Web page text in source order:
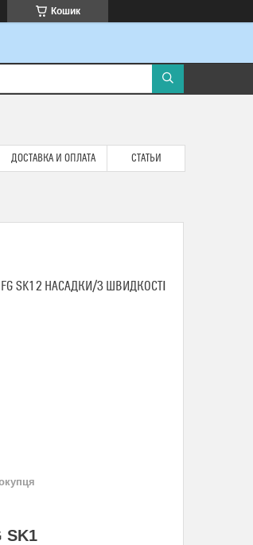
Кошик
ДОСТАВКА И ОПЛАТА СТАТЬИ
SK1 2 НАСАДКИ/3 ШВИДКОСТІ
SK1